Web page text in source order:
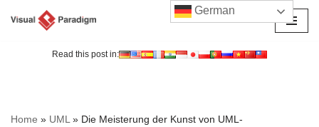
Read this post in:
Home » UML» Die Meisterung der Kunst von UML-
German